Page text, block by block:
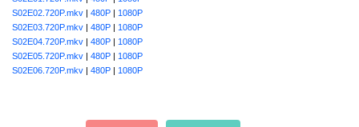
S02E02.720P.mkv | 480P | 1080P
S02E03.720P.mkv | 480P | 1080P
S02E04.720P.mkv | 480P | 1080P
S02E05.720P.mkv | 480P | 1080P
S02E06.720P.mkv | 480P | 1080P